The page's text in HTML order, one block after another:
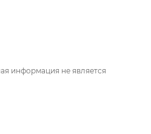
информация не является